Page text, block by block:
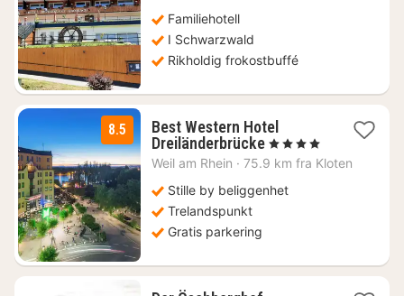
Familiehotell
I Schwarzwald
Rikholdig frokostbuffé
8.5
Best Western Hotel
Dreiländerbrücke1
natt
1144
, 4 Stjerner
Weil am Rhein · 75.9 km fra Kloten
Stille by beliggenhet
Trelandspunkt
Gratis parkering